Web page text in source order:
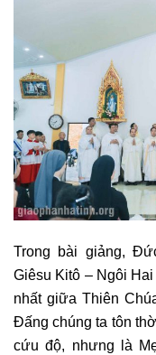
Trong bài giảng,
Giêsu Kitô – Ngôi
nhất giữa Thiên
Đấng chúng ta tôn
cứu độ, nhưng là